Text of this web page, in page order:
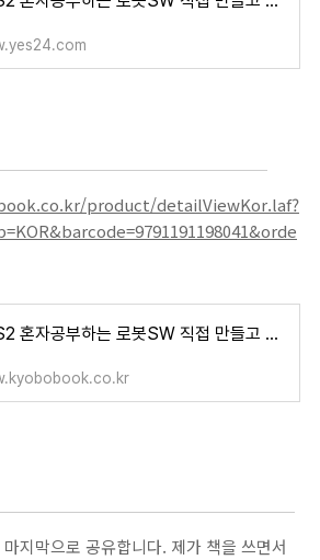
product/detailViewKor.laf?
ROS2 혼자공부하는 로봇SW 직접 만들고 코딩하자 - 교보문고
지막으로 공유합니다. 제가 책을 쓰면서